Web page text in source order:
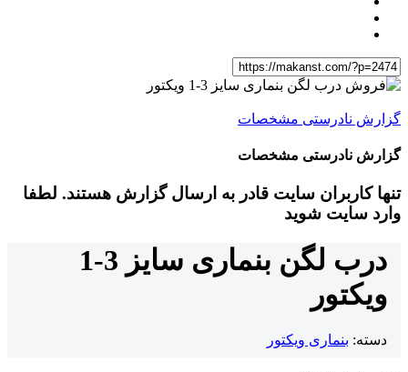
گزارش نادرستی مشخصات
گزارش نادرستی مشخصات
تنها کاربران سایت قادر به ارسال گزارش هستند. لطفا
وارد سایت شوید
درب لگن بنماری سایز 3-1
ویکتور
دسته: بنماری ویکتور